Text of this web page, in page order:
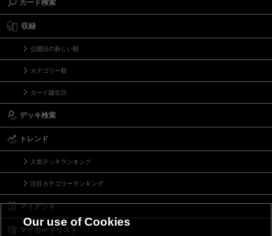
カード検索
収録
公開日の新しい順
カテゴリー順
カード誕生日
デッキ検索
トレンド
人気デッキランキング
注目カテゴリーランキング
マイデッキ
マイカードリスト
Our use of Cookies